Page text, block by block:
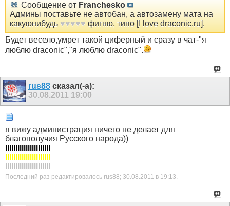
Сообщение от Franchesko
Админы поставьте не автобан, а автозамену мата на
какуюнибудь ♥♥♥♥♥ фигню, типо [I love draconic.ru].
Будет весело,умрет такой циферный и сразу в чат-"я
люблю draconic","я люблю draconic".
rus88 сказал(-а):
30.08.2011 19:00
я вижу администрация ничего не делает для
благополучия Русского народа))
Последний раз редактировалось rus88; 30.08.2011 в 19:13